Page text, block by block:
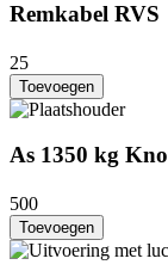
Remkabel RVS
25
Toevoegen
As 1350 kg
500
Toevoegen